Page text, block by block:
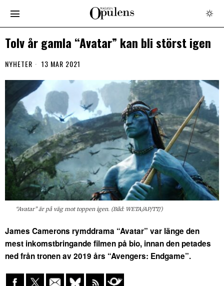
Tolv år gamla “Avatar” kan bli störst igen
NYHETER 13 MAR 2021
“Avatar” är på väg mot toppen igen. (Bild: WETA/AP/TT/)
James Camerons rymddrama “Avatar” var länge den
mest inkomstbringande filmen på bio, innan den petades
ned från tronen av 2019 års “Avengers: Endgame”.